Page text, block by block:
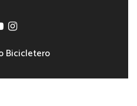
Bicicletero